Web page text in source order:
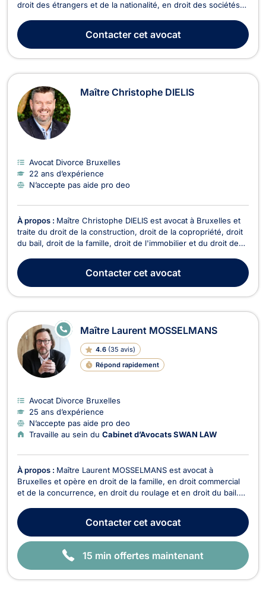
droit des étrangers et de la nationalité, en droit des sociétés
En droit de la famille, Maître Bijou D’HAEYER traite les litiges
relatifs au divorce, à ...Contactercet avocat
Maître Christophe DIELIS
Avocat Divorce Bruxelles
22 ans d’expérience
N’accepte pas aide pro deo
À propos : Maître Christophe DIELIS est avocat à Bruxelles et
traite du droit de la construction, droit de la copropriété, droit
du bail, droit de la famille, droit de l'immobilier et du droit des
construction pour retards de livraison, vente en l'état futur
d'achèvement, malfaçons...
Contactercet avocat
Maître Laurent MOSSELMANS
4.6 (35 avis)
Répond rapidement
E
N
G
N
E
Avocat Divorce Bruxelles
25 ans d’expérience
N’accepte pas aide pro deo
Travaille au sein du Cabinet d’Avocats SWAN LAW
À propos : Maître Laurent MOSSELMANS est avocat à
Bruxelles et opère en droit de la famille, en droit commercial
et de la concurrence, en droit du roulage et en droit du bail.
si votre dossier relève du divorce, de la cohabitation légale ou
de la succession. Il traite égaleme...
Contactercet avocat
15 min offertes maintenant